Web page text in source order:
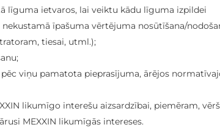
līguma ietvaros, lai veiktu kādu līguma izpildei
īpašuma vērtējuma nosūtīšana/
tiesai, utml.);
viņu pamatota pieprasījuma, ārējos
likumīgo interešu aizsardzībai, piemēram,
MEXXIN likumīgās intereses.